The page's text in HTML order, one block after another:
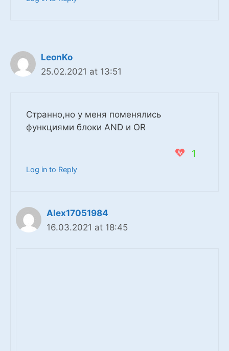
LeonKo
25.02.2021 at 13:51
Странно,но у меня поменялись
функциями блоки AND и OR
1
Log in to Reply
Alex17051984
16.03.2021 at 18:45